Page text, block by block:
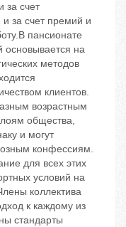
за счет
за счет премий и
пансионате
основывается на
методов
клиентов.
возрастным
общества,
и могут
конфессиям.
для всех этих
условий на
коллектива
к каждому из
стандарты